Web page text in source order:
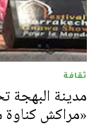
ثقافة
مدينة البهجة
«مراكش كناوة